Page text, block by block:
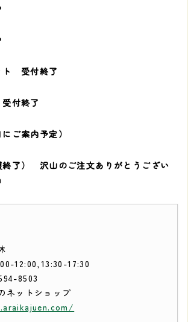
ト 受付終了
付終了
ご案内予定）
了） 沢山のご注文ありがとうござい
12:00,13:30-17:30
8503
ネットショップ